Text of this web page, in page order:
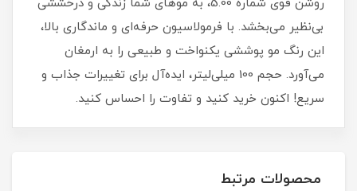
روشن قوی شماره 5.00، به موهای شما زندگی و درخششی
بی‌نظیر می‌بخشد. با فرمولاسیون حرفه‌ای و ماندگاری بالا،
این رنگ مو پوششی یکنواخت و طبیعی را به ارمغان
می‌آورد. حجم 100 میلی‌لیتر، ایده‌آل برای تغییرات جذاب و
سریع! اکنون خرید کنید و تفاوت را احساس کنید.
محصولات مرتبط